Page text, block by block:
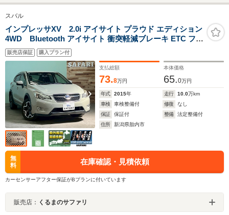
パーキングブレーキ/
ブレーキホールド/ド
ライブレコーダ
ー/LEDライト/スペア
キー
脱防止支援シ
クドア/ヘッド
LED/
スバル
インプレッサXV 2.0i アイサイト プラウド エディション
4WD Bluetooth アイサイト 衝突軽減ブレーキ ETC フル
セグ バックカメラ
販売店保証 購入プラン付
支払総額
73.8万円
本体価格
65.0万円
年式 2015年 走行 10.0万km
車検
車検整備付 修復
なし
保証
保証付 整備
法定整備付
住所
新潟県胎内市
無
料
在庫確認・見積依頼
カーセンサーアフター保証がBプランに付いています
販売店： くるまのサファリ